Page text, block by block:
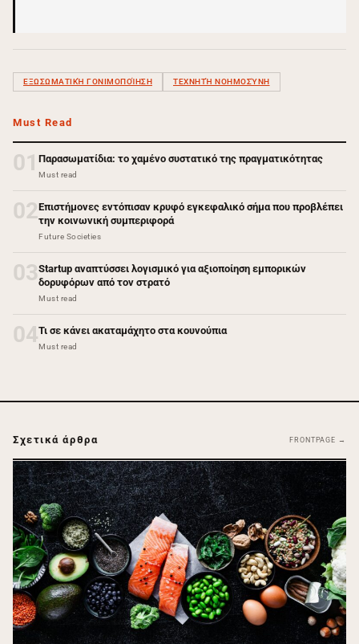
ΕΞΩΣΩΜΑΤΙΚΉ ΓΟΝΙΜΟΠΟΊΗΣΗ ΤΕΧΝΗΤΉ ΝΟΗΜΟΣΎΝΗ
Must Read
01 Παρασωματίδια: το χαμένο συστατικό της πραγματικότητας
Must read
02Επιστήμονες εντόπισαν κρυφό εγκεφαλικό σήμα που προβλέπει
την κοινωνική συμπεριφορά
Future Societies
03Startup αναπτύσσει λογισμικό για αξιοποίηση εμπορικών
δορυφόρων από τον στρατό
Must read
04Τι σε κάνει ακαταμάχητο στα κουνούπια
Must read
Σχετικά άρθρα FRONTPAGE →